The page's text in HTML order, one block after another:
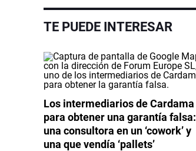
TE PUEDE INTERESAR
Los intermediarios de Cardama
para obtener una garantía falsa:
una consultora en un ‘cowork’ y
una que vendía ‘pallets’